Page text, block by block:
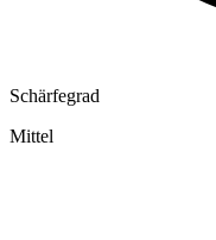
Schärfegrad
Mittel